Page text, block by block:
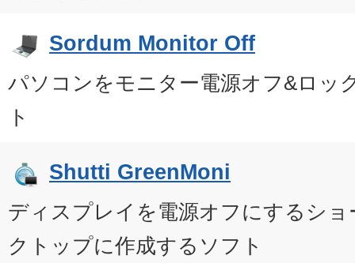
Sordum Monitor Off
パソコンをモニター電源オフ&ロッ
ト
Shutti GreenMoni
ディスプレイを電源オフにするシ
クトップに作成するソフト